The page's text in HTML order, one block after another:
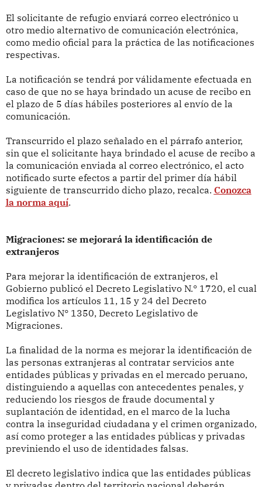
El solicitante de refugio enviará correo electrónico u
otro medio alternativo de comunicación electrónica,
como medio oficial para la práctica de las notificaciones
respectivas.
La notificación se tendrá por válidamente efectuada en
caso de que no se haya brindado un acuse de recibo en
el plazo de 5 días hábiles posteriores al envío de la
comunicación.
Transcurrido el plazo señalado en el párrafo anterior,
sin que el solicitante haya brindado el acuse de recibo a
la comunicación enviada al correo electrónico, el acto
notificado surte efectos a partir del primer día hábil
siguiente de transcurrido dicho plazo, recalca. Conozca
la norma aquí.
Migraciones: se mejorará la identificación de
extranjeros
Para mejorar la identificación de extranjeros, el
Gobierno publicó el Decreto Legislativo N.° 1720, el cual
modifica los artículos 11, 15 y 24 del Decreto
Legislativo N° 1350, Decreto Legislativo de
Migraciones.
La finalidad de la norma es mejorar la identificación de
las personas extranjeras al contratar servicios ante
entidades públicas y privadas en el mercado peruano,
distinguiendo a aquellas con antecedentes penales, y
reduciendo los riesgos de fraude documental y
suplantación de identidad, en el marco de la lucha
contra la inseguridad ciudadana y el crimen organizado,
así como proteger a las entidades públicas y privadas
previniendo el uso de identidades falsas.
El decreto legislativo indica que las entidades públicas